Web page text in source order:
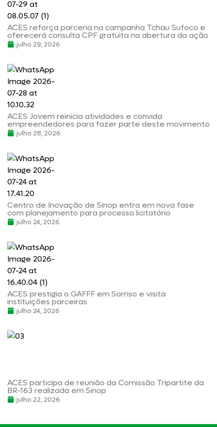
ACES reforça parceria na campanha Tchau Sufoco e
oferecerá consulta CPF gratuita na abertura da ação
julho 29, 2026
ACES Jovem reinicia atividades e convida
empreendedores para fazer parte deste movimento
julho 28, 2026
Centro de Inovação de Sinop entra em nova fase
com planejamento para processo licitatório
julho 24, 2026
ACES prestigia o GAFFF em Sorriso e visita
instituições parceiras
julho 24, 2026
ACES participa de reunião da Comissão Tripartite da
BR-163 realizada em Sinop
julho 22, 2026